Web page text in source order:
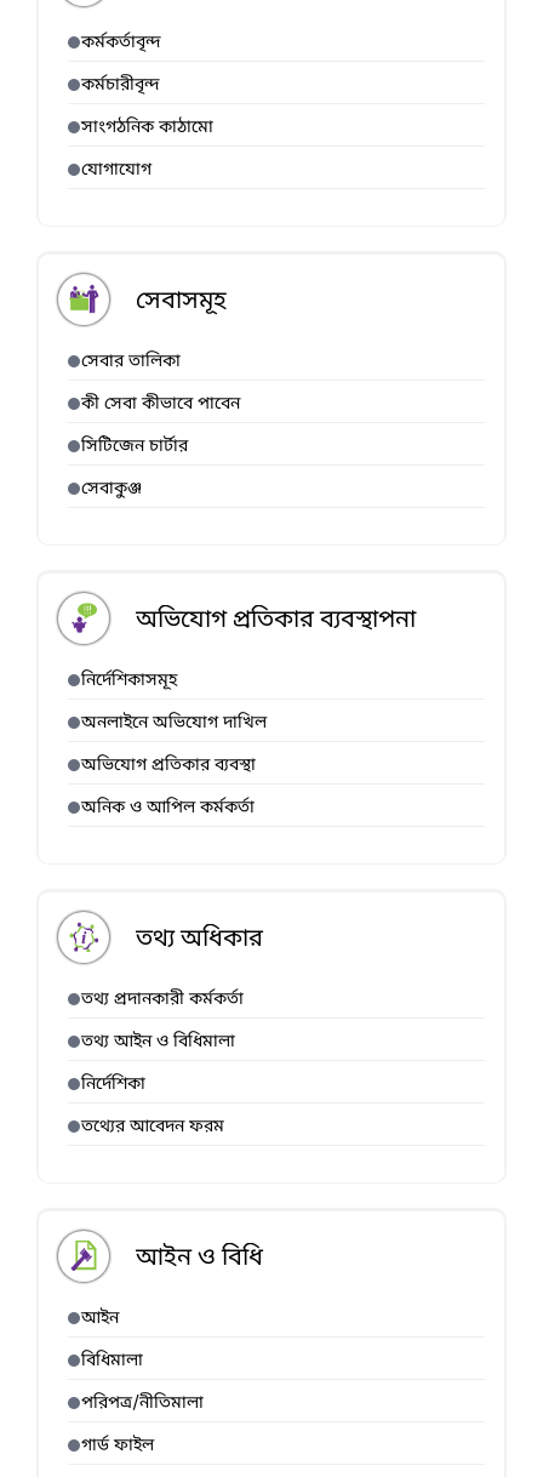
কর্মকর্তাবৃন্দ
কর্মচারীবৃন্দ
সাংগঠনিক কাঠামো
যোগাযোগ
সেবাসমূহ
সেবার তালিকা
কী সেবা কীভাবে পাবেন
সিটিজেন চার্টার
সেবাকুঞ্জ
অভিযোগ প্রতিকার ব্যবস্থাপনা
নির্দেশিকাসমূহ
অনলাইনে অভিযোগ দাখিল
অভিযোগ প্রতিকার ব্যবস্থা
অনিক ও আপিল কর্মকর্তা
তথ্য অধিকার
তথ্য প্রদানকারী কর্মকর্তা
তথ্য আইন ও বিধিমালা
নির্দেশিকা
তথ্যের আবেদন ফরম
আইন ও বিধি
আইন
বিধিমালা
পরিপত্র/নীতিমালা
গার্ড ফাইল